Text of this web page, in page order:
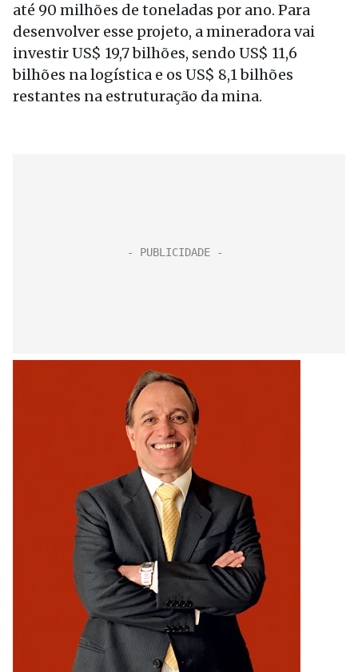
até 90 milhões de toneladas por ano. Para
desenvolver esse projeto, a mineradora vai
investir US$ 19,7 bilhões, sendo US$ 11,6
bilhões na logística e os US$ 8,1 bilhões
restantes na estruturação da mina.